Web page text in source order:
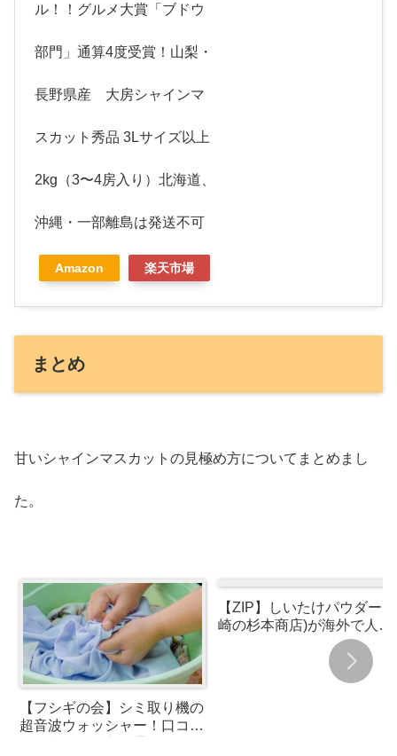
ル！！グルメ大賞「ブドウ
部門」通算4度受賞！山梨・
長野県産 大房シャインマ
スカット秀品 3Lサイズ以上
2kg（3〜4房入り）北海道、
沖縄・一部離島は発送不可
Amazon 楽天市場
まとめ
甘いシャインマスカットの見極め方についてまとめまし
た。
【フシギの会】シミ取り機の
超音波ウォッシャー！口コミ
【ZIP】しいたけパウダー(
崎の杉本商店)が海外で人
気！使い方や通販・お取り